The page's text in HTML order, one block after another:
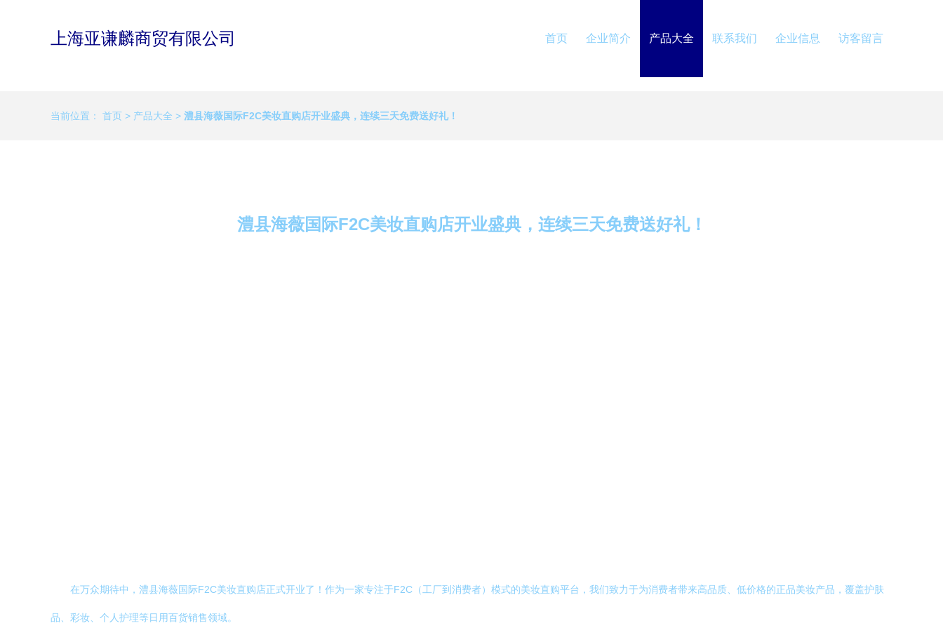
上海亚谦麟商贸有限公司 首页 企业简介 产品大全 联系我们 企业信息 访客留言
当前位置： 首页 > 产品大全 > 澧县海薇国际F2C美妆直购店开业盛典，连续三天免费送好礼！
澧县海薇国际F2C美妆直购店开业盛典，连续三天免费送好礼！
在万众期待中，澧县海薇国际F2C美妆直购店正式开业了！作为一家专注于F2C（工厂到消费者）模式的美妆直购平台，我们致力于为消费者带来高品质、低价格的正品美妆产品，覆盖护肤
品、彩妆、个人护理等日用百货销售领域。